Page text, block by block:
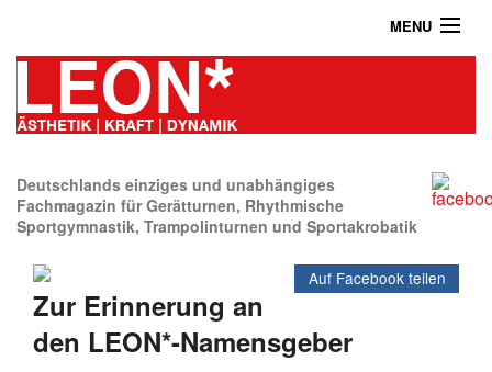
MENU
Home
News
Abonnieren
Shop
Über uns
Kontakt / Impressum / Datenschutz
Deutschlands einziges und unabhängiges
Fachmagazin für Gerätturnen, Rhythmische
Sportgymnastik, Trampolinturnen und Sportakrobatik
Auf Facebook teilen
Zur Erinnerung an
den LEON*-Namensgeber